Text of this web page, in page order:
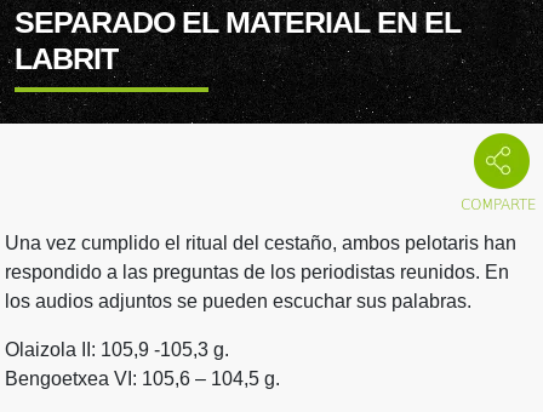
SEPARADO EL MATERIAL EN EL
LABRIT
Una vez cumplido el ritual del cestaño, ambos pelotaris han
respondido a las preguntas de los periodistas reunidos. En
los audios adjuntos se pueden escuchar sus palabras.
Olaizola II: 105,9 -105,3 g.
Bengoetxea VI: 105,6 – 104,5 g.